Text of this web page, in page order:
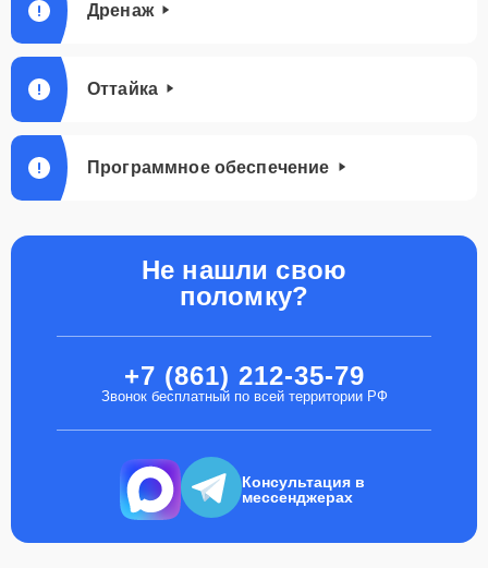
Дренаж
Оттайка
Программное обеспечение
Не нашли свою
поломку?
+7 (861) 212-35-79
Звонок бесплатный по всей территории РФ
Консультация в
мессенджерах